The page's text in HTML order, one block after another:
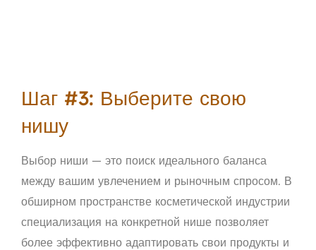
Шаг #3: Выберите свою
нишу
Выбор ниши — это поиск идеального баланса
между вашим увлечением и рыночным спросом. В
обширном пространстве косметической индустрии
специализация на конкретной нише позволяет
более эффективно адаптировать свои продукты и